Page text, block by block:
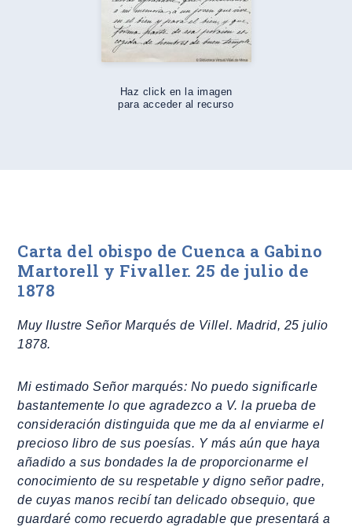
Haz click en la imagen
para acceder al recurso
Carta del obispo de Cuenca a Gabino
Martorell y Fivaller. 25 de julio de
1878
Muy Ilustre Señor Marqués de Villel. Madrid, 25 julio
1878.
Mi estimado Señor marqués: No puedo significarle
bastantemente lo que agradezco a V. la prueba de
consideración distinguida que me da al enviarme el
precioso libro de sus poesías. Y más aún que haya
añadido a sus bondades la de proporcionarme el
conocimiento de su respetable y digno señor padre,
de cuyas manos recibí tan delicado obsequio, que
guardaré como recuerdo agradable que presentará a